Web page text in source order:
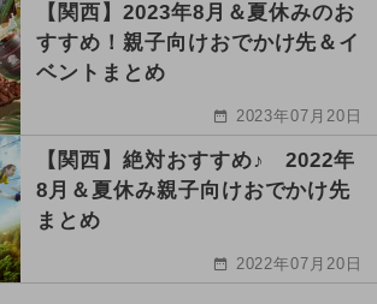
【関西】2023年8月＆夏休みのお
すすめ！親子向けおでかけ先＆イ
ベントまとめ
2023年07月20日
【関西】絶対おすすめ♪ 2022年
8月＆夏休み親子向けおでかけ先
まとめ
2022年07月20日